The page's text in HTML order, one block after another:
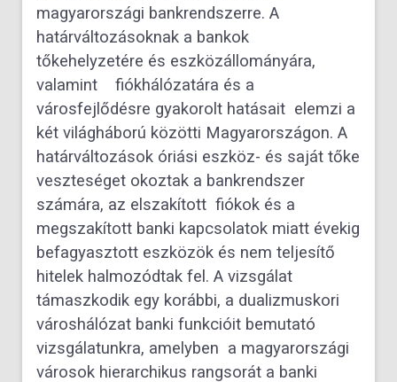
magyarországi bankrendszerre. A
határváltozásoknak a bankok
tőkehelyzetére és eszközállományára,
valamint fiókhálózatára és a
városfejlődésre gyakorolt hatásait elemzi a
két világháború közötti Magyarországon. A
határváltozások óriási eszköz- és saját tőke
veszteséget okoztak a bankrendszer
számára, az elszakított fiókok és a
megszakított banki kapcsolatok miatt évekig
befagyasztott eszközök és nem teljesítő
hitelek halmozódtak fel. A vizsgálat
támaszkodik egy korábbi, a dualizmuskori
városhálózat banki funkcióit bemutató
vizsgálatunkra, amelyben a magyarországi
városok hierarchikus rangsorát a banki